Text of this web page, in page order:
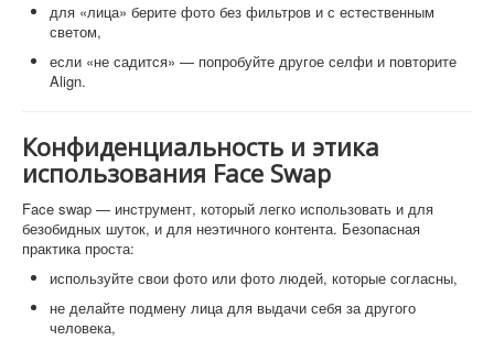
для «лица» берите фото без фильтров и с естественным
светом,
если «не садится» — попробуйте другое селфи и повторите
Align.
Конфиденциальность и этика
использования Face Swap
Face swap — инструмент, который легко использовать и для
безобидных шуток, и для неэтичного контента. Безопасная
практика проста:
используйте свои фото или фото людей, которые согласны,
не делайте подмену лица для выдачи себя за другого
человека,